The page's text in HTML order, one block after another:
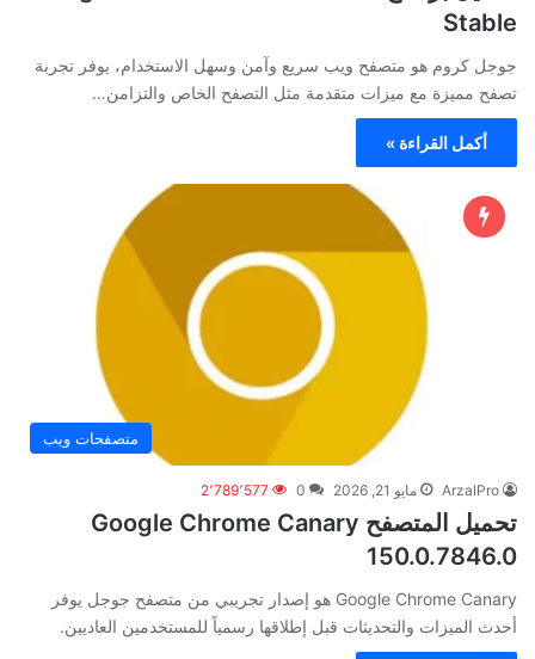
Stable
‏جوجل كروم هو متصفح ويب سريع وآمن وسهل الاستخدام، يوفر تجربة
تصفح مميزة مع ميزات متقدمة مثل التصفح الخاص والتزامن…
أكمل القراءة »
متصفحات ويب
ArzalPro مايو 21, 2026 0 2٬789٬577
تحميل المتصفح Google Chrome Canary
150.0.7846.0
Google Chrome Canary هو إصدار تجريبي من متصفح جوجل يوفر
أحدث الميزات والتحديثات قبل إطلاقها رسمياً للمستخدمين العاديين.